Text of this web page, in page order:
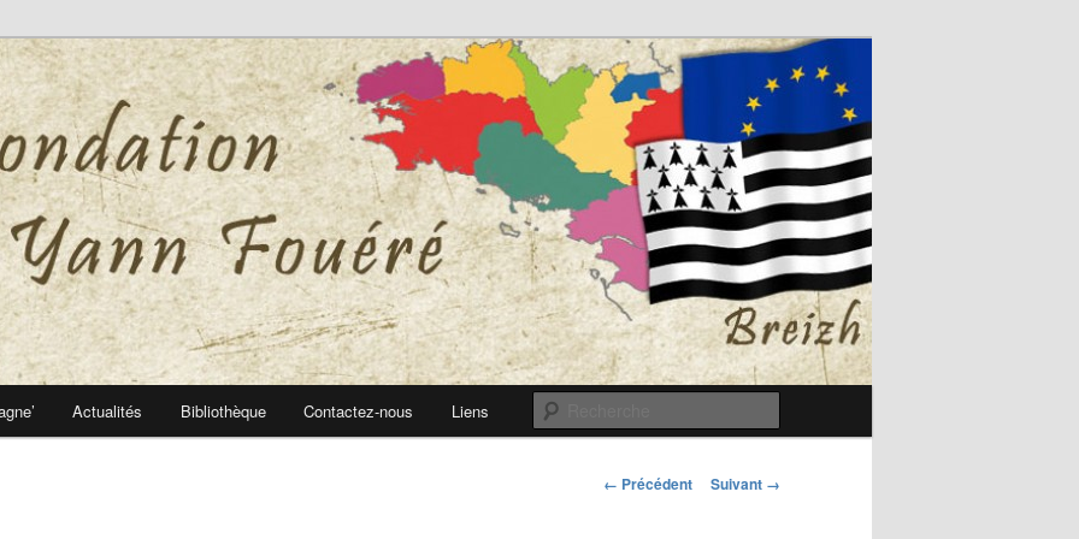
Fouéré
Fouéré
Actualités Bibliothèque Contactez-nous Liens
Navigation
← Précédent Suivant →